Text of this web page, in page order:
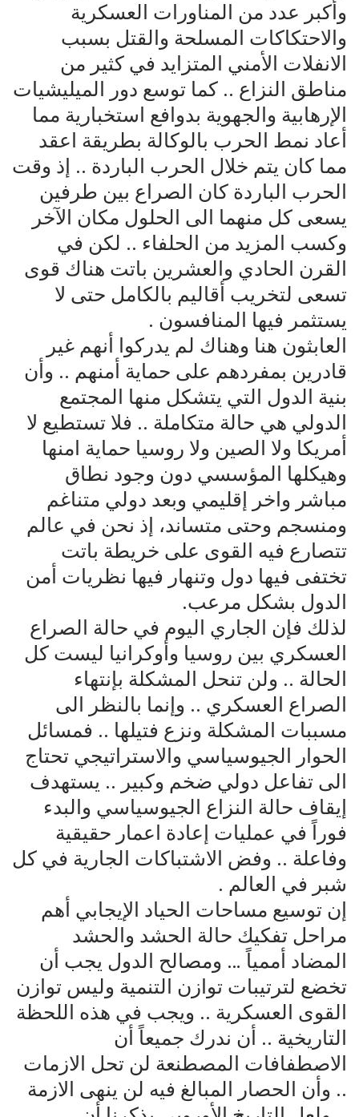
وأكبر عدد من المناورات العسكرية
والاحتكاكات المسلحة والقتل بسبب
الانفلات الأمني المتزايد في كثير من
مناطق النزاع .. كما توسع دور الميليشيات
الإرهابية والجهوية بدوافع استخبارية مما
أعاد نمط الحرب بالوكالة بطريقة اعقد
مما كان يتم خلال الحرب الباردة .. إذ وقت
الحرب الباردة كان الصراع بين طرفين
يسعى كل منهما الى الحلول مكان الآخر
وكسب المزيد من الحلفاء .. لكن في
القرن الحادي والعشرين باتت هناك قوى
تسعى لتخريب أقاليم بالكامل حتى لا
يستثمر فيها المنافسون .
العابثون هنا وهناك لم يدركوا أنهم غير
قادرين بمفردهم على حماية أمنهم .. وأن
بنية الدول التي يتشكل منها المجتمع
الدولي هي حالة متكاملة .. فلا تستطيع لا
أمريكا ولا الصين ولا روسيا حماية امنها
وهيكلها المؤسسي دون وجود نطاق
مباشر واخر إقليمي وبعد دولي متناغم
ومنسجم وحتى متساند، إذ نحن في عالم
تتصارع فيه القوى على خريطة باتت
تختفى فيها دول وتنهار فيها نظريات أمن
الدول بشكل مرعب.
لذلك فإن الجاري اليوم في حالة الصراع
العسكري بين روسيا وأوكرانيا ليست كل
الحالة .. ولن تنحل المشكلة بإنتهاء
الصراع العسكري .. وإنما بالنظر الى
مسببات المشكلة ونزع فتيلها .. فمسائل
الحوار الجيوسياسي والاستراتيجي تحتاج
الى تفاعل دولي ضخم وكبير .. يستهدف
إيقاف حالة النزاع الجيوسياسي والبدء
فوراً في عمليات إعادة اعمار حقيقية
وفاعلة .. وفض الاشتباكات الجارية في كل
شبر في العالم .
إن توسيع مساحات الحياد الإيجابي أهم
مراحل تفكيك حالة الحشد والحشد
المضاد أممياً … ومصالح الدول يجب أن
تخضع لترتيبات توازن التنمية وليس توازن
القوى العسكرية .. ويجب في هذه اللحظة
التاريخية .. أن ندرك جميعاً أن
الاصطفافات المصطنعة لن تحل الازمات
.. وأن الحصار المبالغ فيه لن ينهى الازمة